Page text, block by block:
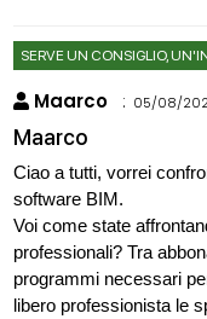
SERVE UN CONSIGLIO,
Maarco : 05/08/
Maarco
Ciao a tutti, vorrei
software BIM.
Voi come state
professionali? Tra
programmi necessari
libero professionista le